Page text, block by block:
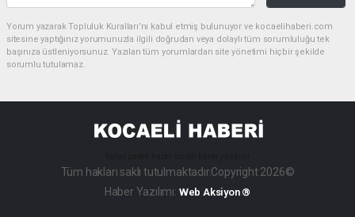
Yorum yazarak Topluluk Kuralları’nı kabul etmiş bulunuyor ve kocaelihaberi.com
sitesine yaptığınız yorumunuzla ilgili doğrudan veya dolaylı tüm sorumluluğu tek
başınıza üstleniyorsunuz. Yazılan tüm yorumlardan site yönetimi hiçbir şekilde
sorumlu tutulamaz.
Tüm hakları saklı tutulmaktadır.Copyright 2026©
Haber Yazılımı: Web Aksiyon ®